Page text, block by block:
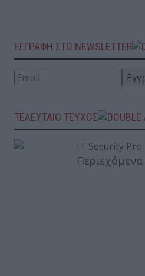
ΕΓΓΡΑΦΗ ΣΤΟ NEWSLETTER
ΤΕΛΕΥΤΑΙΟ ΤΕΥΧΟΣ